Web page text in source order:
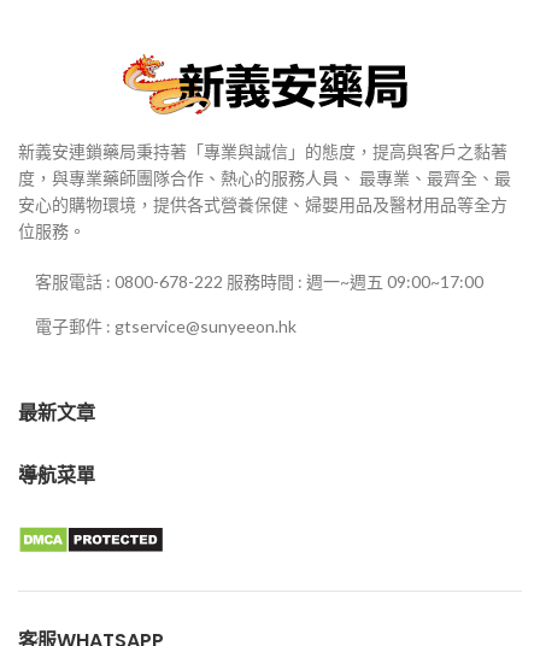
新義安連鎖藥局秉持著「專業與誠信」的態度，提高與客戶之黏著
度，與專業藥師團隊合作、熱心的服務人員、 最專業、最齊全、最
安心的購物環境，提供各式營養保健、婦嬰用品及醫材用品等全方
位服務。
客服電話 : 0800-678-222 服務時間 : 週一~週五 09:00~17:00
電子郵件 : gtservice@sunyeeon.hk
最新文章
導航菜單